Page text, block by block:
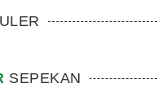
SEPEKAN